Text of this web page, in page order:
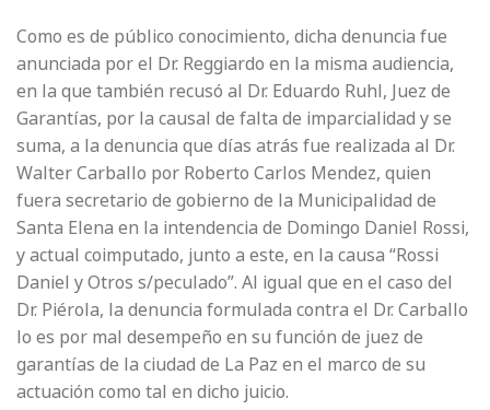
Como es de público conocimiento, dicha denuncia fue
anunciada por el Dr. Reggiardo en la misma audiencia,
en la que también recusó al Dr. Eduardo Ruhl, Juez de
Garantías, por la causal de falta de imparcialidad y se
suma, a la denuncia que días atrás fue realizada al Dr.
Walter Carballo por Roberto Carlos Mendez, quien
fuera secretario de gobierno de la Municipalidad de
Santa Elena en la intendencia de Domingo Daniel Rossi,
y actual coimputado, junto a este, en la causa “Rossi
Daniel y Otros s/peculado”. Al igual que en el caso del
Dr. Piérola, la denuncia formulada contra el Dr. Carballo
lo es por mal desempeño en su función de juez de
garantías de la ciudad de La Paz en el marco de su
actuación como tal en dicho juicio.